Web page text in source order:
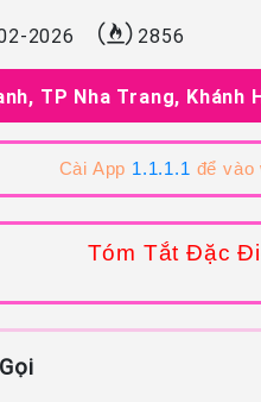
2026 2856
TP Nha Trang, Khánh
Cài App 1.1.1.1 để vào
Tóm Tắt Đặc